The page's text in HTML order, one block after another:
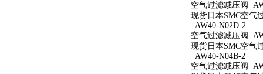
空气过滤减压阀
现货日本SMC空气
AW40-N02D-2
空气过滤减压阀
现货日本SMC空气
AW40-N04B-2
空气过滤减压阀